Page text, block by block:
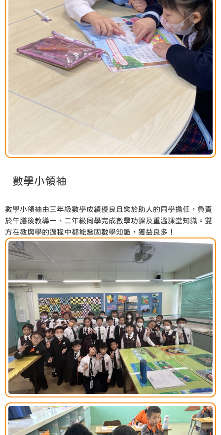
數學小領袖
數學小領袖由三年級數學成績優良且樂於助人的同學擔任，負責
於午膳後教導一、二年級同學完成數學功課及重溫課堂知識。雙
方在教與學的過程中都能鞏固數學知識，獲益良多！